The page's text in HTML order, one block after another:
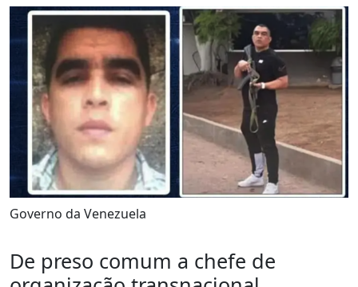
Governo da Venezuela
De preso comum a chefe de